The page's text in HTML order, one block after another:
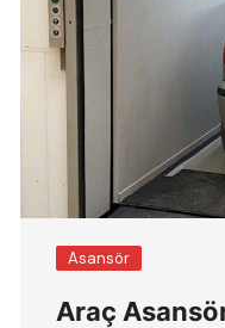
Asansör
Araç